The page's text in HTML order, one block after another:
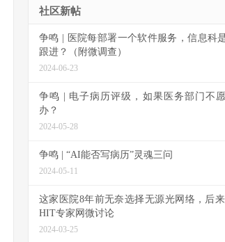
社区新帖
争鸣 | 医院每部署一个软件服务，信息科
跟进？（附微调查）
2024-06-23
争鸣 | 电子病历评级，如果医务部门不
办？
2024-05-28
争鸣 | “AI能否写病历”灵魂三问
2024-05-11
这家医院8年前无奈选择无源光网络，后来
HIT专家网微讨论
2024-03-25